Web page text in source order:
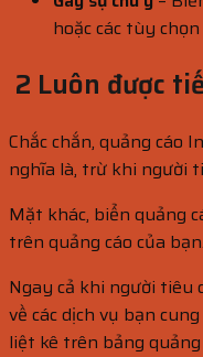
hoặc các tùy
2 Luôn được
Chắc chắn, quảng cáo
nghĩa là, trừ khi người
Mặt khác, biển quảng
trên quảng cáo của
Ngay cả khi người tiêu
về các dịch vụ bạn
liệt kê trên bảng quảng